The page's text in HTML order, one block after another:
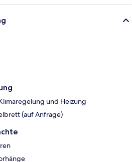
und Heizung
(auf Anfrage)